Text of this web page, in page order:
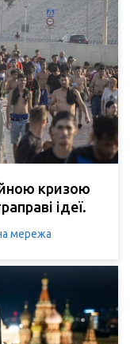
кризою
ідеї.
мережа